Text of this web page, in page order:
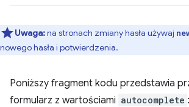
Uwaga:na stronach zmiany hasła używaj
nowego hasła i potwierdzenia.
Poniższy fragment kodu przedstawia
formularz z wartościami autocomplete :